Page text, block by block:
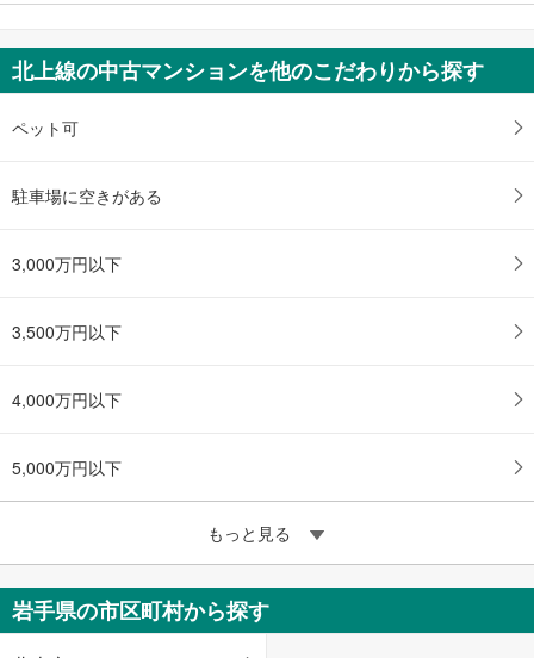
500万円
岩手県盛岡市開運橋通
北上線の中古マンションを他のこだわりから探す
ペット可
駐車場に空きがある
3,000万円以下
3,500万円以下
4,000万円以下
5,000万円以下
もっと見る
岩手県の市区町村から探す